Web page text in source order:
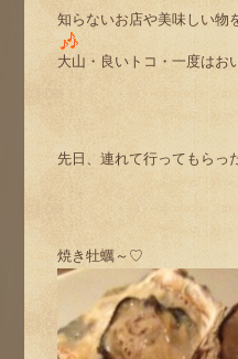
知らないお店や美味しい物
大山・良いトコ・一度は
先日、連れて行ってもらっ
焼き牡蠣～♡